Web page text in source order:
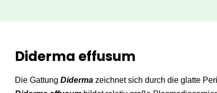
Diderma effusum
Die Gattung Diderma zeichnet sich durch die glatte